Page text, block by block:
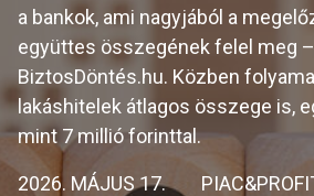
a bankok, ami nagyjából a
együttes összegének felel meg
BiztosDöntés.hu. Közben
lakáshitelek átlagos összege is,
mint 7 millió forinttal.
2026. MÁJUS 17.